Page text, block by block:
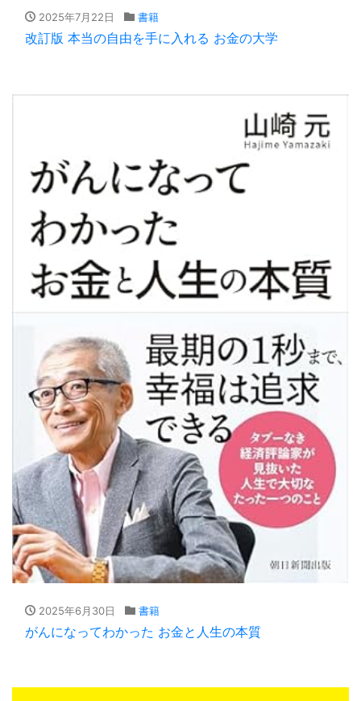
2025年7月22日 書籍
改訂版 本当の自由を手に入れる お金の大学
2025年6月30日 書籍
がんになってわかった お金と人生の本質